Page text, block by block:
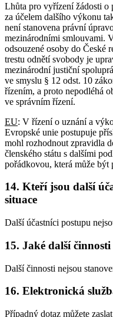
Lhůta pro vyřízení žádosti o
za účelem dalšího výkonu
není stanovena právní
mezinárodními smlouvami.
odsouzené osoby do České
trestu odnětí svobody je
mezinárodní justiční
ve smyslu § 12 odst. 10
řízením, a proto nepodléhá
ve správním řízení.
EU: V řízení o uznání a
Evropské unie postupuje
mohl rozhodnout zpravidla
členského státu s dalšími
pořádkovou, která může být
14. Kteří jsou další
situace
Další účastníci postupu
15. Jaké další
Další činnosti nejsou
16. Elektronická
Případný dotaz můžete